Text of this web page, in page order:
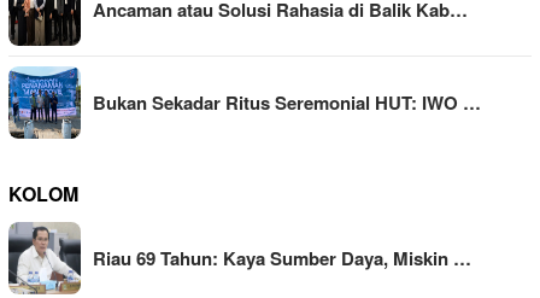
Ancaman atau Solusi Rahasia di Balik Kab…
Bukan Sekadar Ritus Seremonial HUT: IWO …
KOLOM
Riau 69 Tahun: Kaya Sumber Daya, Miskin …